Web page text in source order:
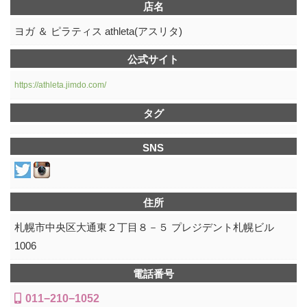
店名
ヨガ ＆ ピラティス athleta(アスリタ)
公式サイト
https://athleta.jimdo.com/
タグ
SNS
住所
札幌市中央区大通東２丁目８－５ プレジデント札幌ビル
1006
電話番号
011−210−1052